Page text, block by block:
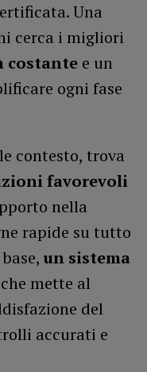
Una
cerca i migliori
costante e un
ogni fase
contesto, trova
favorevoli
nella
rapide su tutto
un sistema
mette al
del
accurati e